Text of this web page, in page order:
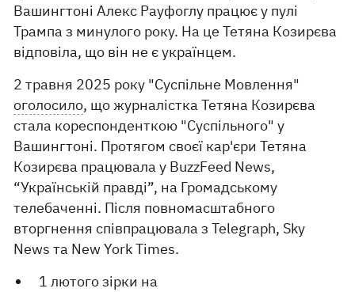
Вашингтоні Алекс Рауфоглу працює у пулі
Трампа з минулого року. На це Тетяна Козирєва
відповіла, що він не є українцем.
2 травня 2025 року "Суспільне Мовлення"
оголосило, що журналістка Тетяна Козирєва
стала кореспонденткою "Суспільного" у
Вашингтоні. Протягом своєї кар'єри Тетяна
Козирєва працювала у BuzzFeed News,
“Українській правді”, на Громадському
телебаченні. Після повномасштабного
вторгнення співпрацювала з Telegraph, Sky
News та New York Times.
1 лютого зірки на